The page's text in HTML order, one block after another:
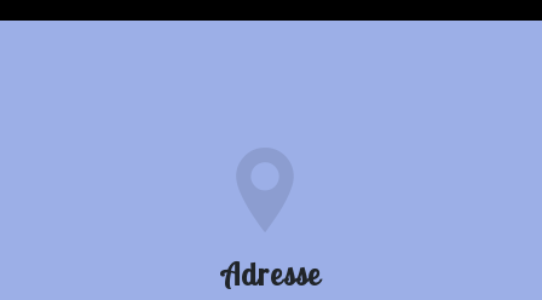
Adresse